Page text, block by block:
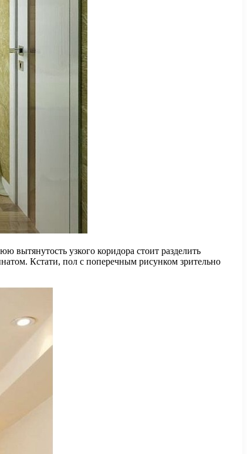
узкого коридора стоит разделить
Кстати, пол с поперечным рисунком зрительно